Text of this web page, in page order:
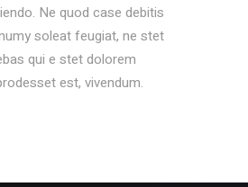
Ne quod case debitis
soleat feugiat, ne stet
qui e stet dolorem
est, vivendum.